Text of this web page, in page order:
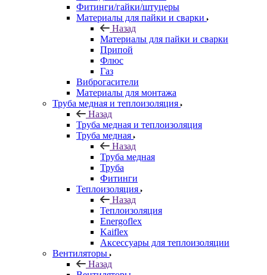
Фитинги/гайки/штуцеры
Материалы для пайки и сварки
Назад
Материалы для пайки и сварки
Припой
Флюс
Газ
Виброгасители
Материалы для монтажа
Труба медная и теплоизоляция
Назад
Труба медная и теплоизоляция
Труба медная
Назад
Труба медная
Труба
Фитинги
Теплоизоляция
Назад
Теплоизоляция
Energoflex
Kaiflex
Аксессуары для теплоизоляции
Вентиляторы
Назад